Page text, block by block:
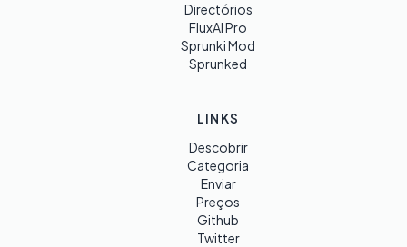
Directórios
FluxAI Pro
Sprunki Mod
Sprunked
LINKS
Descobrir
Categoria
Enviar
Preços
Github
Twitter